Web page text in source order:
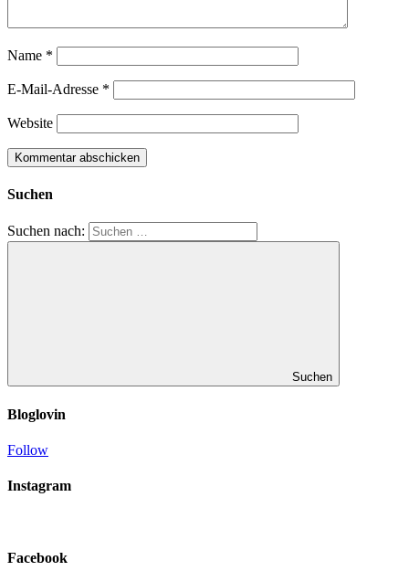
Name *
E-Mail-Adresse *
Website
Suchen
Suchen nach:
Suchen
Bloglovin
Follow
Instagram
Facebook